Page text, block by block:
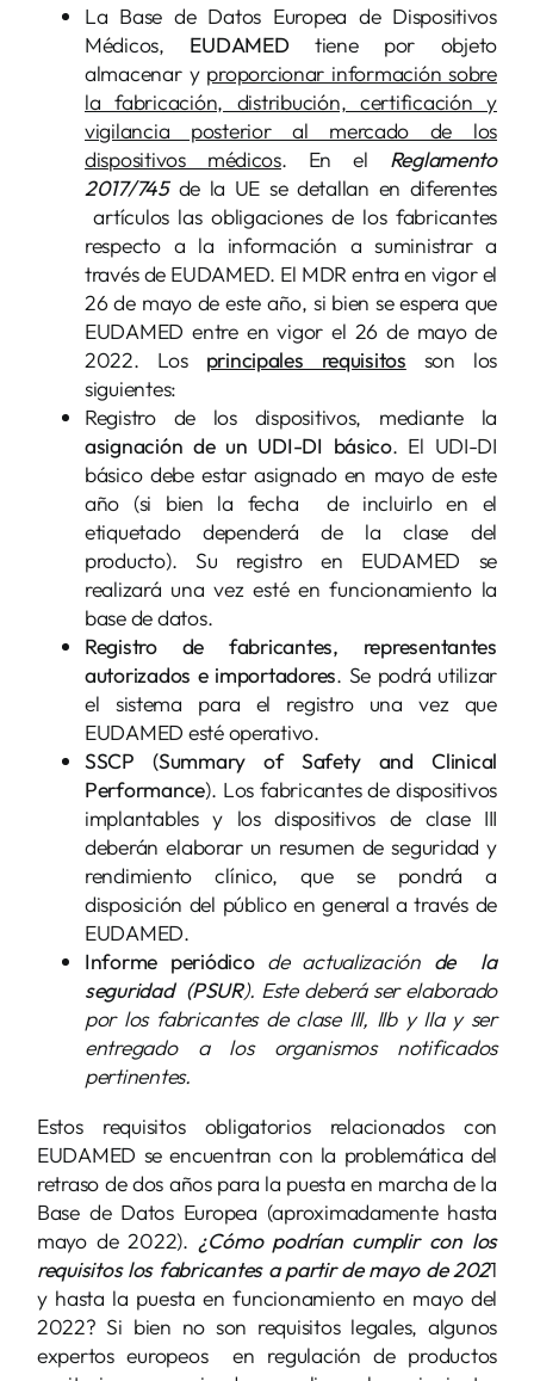
La Base de Datos Europea de Dispositivos
Médicos, EUDAMEDtiene por objeto
almacenar y proporcionar información sobre
la fabricación, distribución, certificación y
vigilancia posterior al mercado de los
dispositivos médicos. En el Reglamento
2017/745de la UE se detallan en diferentes
artículos las obligaciones de los fabricantes
respecto a la información a suministrar a
través de EUDAMED. El MDR entra en vigor el
26 de mayo de este año, si bien se espera que
EUDAMED entre en vigor el 26 de mayo de
2022. Los principales requisitos son los
siguientes:
Registro de los dispositivos, mediante la
asignación de un UDI-DI básico. El UDI-DI
básico debe estar asignado en mayo de este
año (si bien la fecha de incluirlo en el
etiquetado dependerá de la clase del
producto). Su registro en EUDAMED se
realizará una vez esté en funcionamiento la
base de datos.
Registro de fabricantes, representantes
autorizados e importadores. Se podrá utilizar
el sistema para el registro una vez que
EUDAMED esté operativo.
SSCP (Summary of Safety and Clinical
Performance). Los fabricantes de dispositivos
implantables y los dispositivos de clase III
deberán elaborar un resumen de seguridad y
rendimiento clínico, que se pondrá a
disposición del público en general a través de
EUDAMED.
Informe periódicode actualización de
la
seguridad (PSUR). Este deberá ser elaborado
por los fabricantes de clase III, IIb y IIa y ser
entregado a los organismos notificados
pertinentes.
Estos requisitos obligatorios relacionados con
EUDAMED se encuentran con la problemática del
retraso de dos años para la puesta en marcha de la
Base de Datos Europea (aproximadamente hasta
mayo de 2022). ¿Cómo podrían cumplir con los
requisitos los fabricantes a partir de mayo de 2021
y hasta la puesta en funcionamiento en mayo del
2022? Si bien no son requisitos legales, algunos
expertos europeos en regulación de productos